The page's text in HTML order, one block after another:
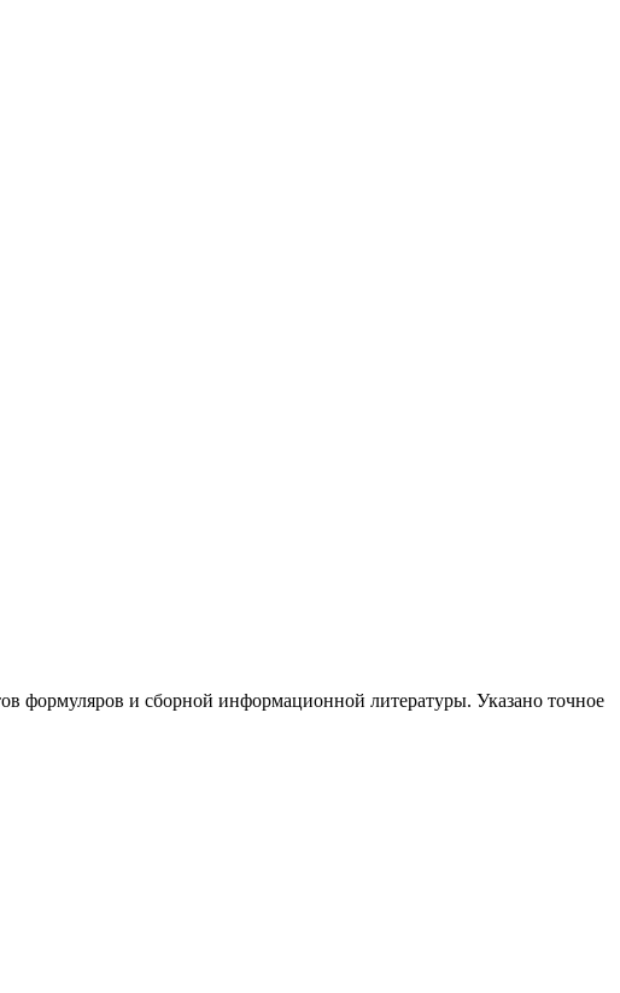
формуляров и сборной информационной литературы. Указано точное